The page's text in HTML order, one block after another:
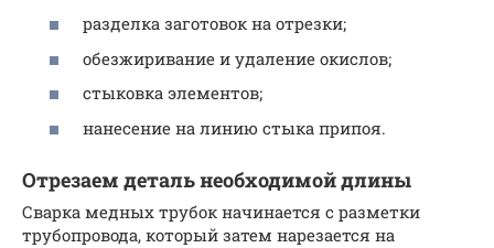
разделка заготовок на отрезки;
обезжиривание и удаление окислов;
стыковка элементов;
нанесение на линию стыка припоя.
Отрезаем деталь необходимой длины
Сварка медных трубок начинается с разметки
трубопровода, который затем нарезается на